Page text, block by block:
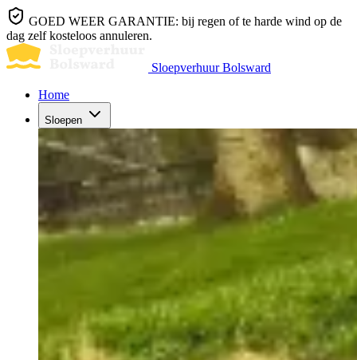
GOED WEER GARANTIE: bij regen of te harde wind op de
dag zelf kosteloos annuleren.
Sloepverhuur Bolsward
Home
Sloepen